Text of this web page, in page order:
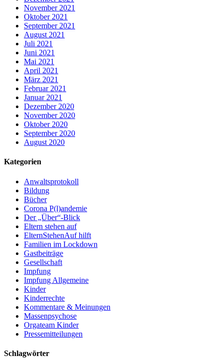
November 2021
Oktober 2021
September 2021
August 2021
Juli 2021
Juni 2021
Mai 2021
April 2021
März 2021
Februar 2021
Januar 2021
Dezember 2020
November 2020
Oktober 2020
September 2020
August 2020
Kategorien
Anwaltsprotokoll
Bildung
Bücher
Corona P(l)andemie
Der „Über“-Blick
Eltern stehen auf
ElternStehenAuf hilft
Familien im Lockdown
Gastbeiträge
Gesellschaft
Impfung
Impfung Allgemeine
Kinder
Kinderrechte
Kommentare & Meinungen
Massenpsychose
Orgateam Kinder
Pressemitteilungen
Schlagwörter